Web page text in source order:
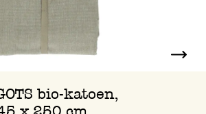
bio-katoen,
Ben heel tevreden over de
17 december 2023
Prachtig tafelkleed